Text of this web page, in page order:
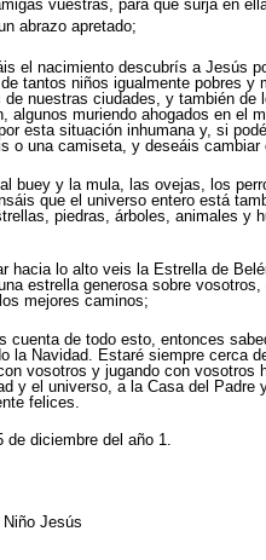
vuestras, para que surja en
abrazo apretado;
el nacimiento descubrís a Jesús
tantos niños igualmente pobres y
de nuestras ciudades, y también de
algunos muriendo ahogados en el
esta situación inhumana y, si
o una camiseta, y deseáis
buey y la mula, las ovejas, los
que el universo entero está
piedras, árboles, animales y
hacia lo alto veis la Estrella de
estrella generosa sobre
mejores caminos;
cuenta de todo esto, entonces
la Navidad. Estaré siempre cerca
con vosotros y jugando con
y el universo, a la Casa del Padre
felices.
de diciembre del año 1.
Niño Jesús